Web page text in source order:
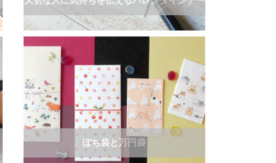
ぽち袋と万円袋